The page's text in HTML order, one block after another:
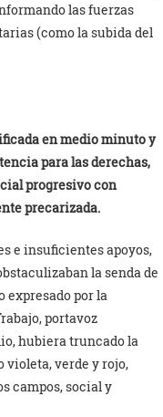
las fuerzas
(como la subida del
en medio minuto y
para las derechas,
progresivo con
precarizada.
e insuficientes apoyos,
la senda de
expresado por la
portavoz
hubiera truncado la
violeta, verde y rojo,
campos, social y